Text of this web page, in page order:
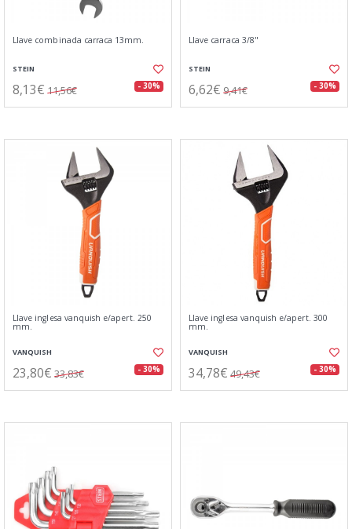
Llave combinada carraca 13mm.
STEIN
8,13€ 11,56€ - 30%
Llave carraca 3/8"
STEIN
6,62€ 9,41€ - 30%
Llave inglesa vanquish e/apert. 250
mm.
VANQUISH
23,80€ 33,83€ - 30%
Llave inglesa vanquish e/apert. 300
mm.
VANQUISH
34,78€ 49,43€ - 30%